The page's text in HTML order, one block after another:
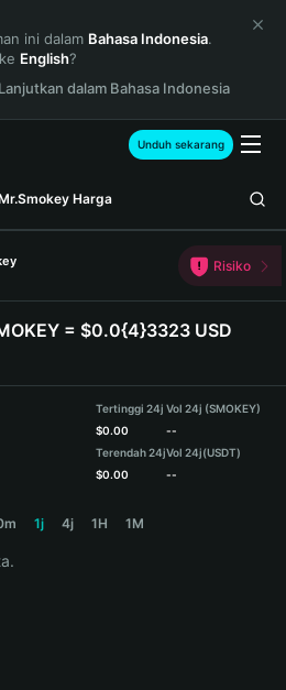
ini dalam Bahasa Indonesia.
English?
Lanjutkan dalam Bahasa Indonesia
Unduh sekarang
Harga
Risiko
= $0.0{4}3323 USD
Tertinggi 24j
$0.00
Terendah 24j
$0.00
Vol 24j (SMOKEY)
--
Vol 24j(USDT)
--
1j 4j 1H 1M